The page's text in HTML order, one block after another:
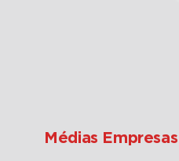
Médias Empresas